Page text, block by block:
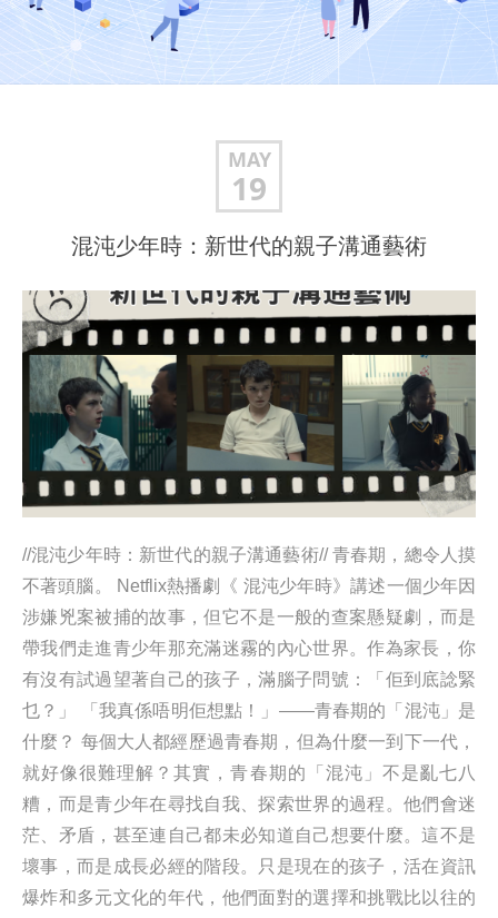
MAY
19
混沌少年時：新世代的親子溝通藝術
//混沌少年時：新世代的親子溝通藝術// 青春期，總令人摸
不著頭腦。 Netflix熱播劇《 混沌少年時》講述一個少年因
涉嫌兇案被捕的故事，但它不是一般的查案懸疑劇，而是
帶我們走進青少年那充滿迷霧的內心世界。作為家長，你
有沒有試過望著自己的孩子，滿腦子問號：「佢到底諗緊
乜？」 「我真係唔明佢想點！」——青春期的「混沌」是
什麼？ 每個大人都經歷過青春期，但為什麼一到下一代，
就好像很難理解？其實，青春期的「混沌」不是亂七八
糟，而是青少年在尋找自我、探索世界的過程。他們會迷
茫、矛盾，甚至連自己都未必知道自己想要什麼。這不是
壞事，而是成長必經的階段。只是現在的孩子，活在資訊
爆炸和多元文化的年代，他們面對的選擇和挑戰比以往的